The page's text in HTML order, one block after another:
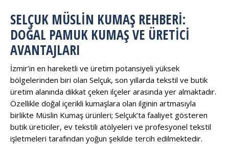
SELÇUK MÜSLIN KUMAŞ REHBERI:
DOĞAL PAMUK KUMAŞ VE ÜRETICI
AVANTAJLARI
İzmir’in en hareketli ve üretim potansiyeli yüksek
bölgelerinden biri olan Selçuk, son yıllarda tekstil ve butik
üretim alanında dikkat çeken ilçeler arasında yer almaktadır.
Özellikle doğal içerikli kumaşlara olan ilginin artmasıyla
birlikte Müslin Kumaş ürünleri; Selçuk’ta faaliyet gösteren
butik üreticiler, ev tekstili atölyeleri ve profesyonel tekstil
işletmeleri tarafından yoğun şekilde tercih edilmektedir.